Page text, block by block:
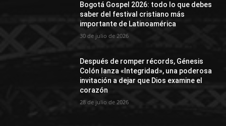
Bogotá Gospel 2026: todo lo que debes
saber del festival cristiano más
importante de Latinoamérica
30 de julio de 2026
Después de romper récords, Génesis
Colón lanza «Integridad», una poderosa
invitación a dejar que Dios examine el
corazón
28 de julio de 2026